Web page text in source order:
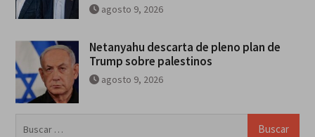
agosto 9, 2026
Netanyahu descarta de pleno plan de
Trump sobre palestinos
agosto 9, 2026